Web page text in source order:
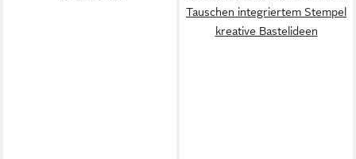
Tauschen integriertem Stempel
kreative Bastelideen